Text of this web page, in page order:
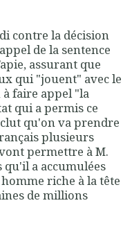
contre la décision
de la sentence
assurant que
qui "jouent" avec le
faire appel "la
qui a permis ce
qu'on va prendre
plusieurs
permettre à M.
qu'il a accumulées
riche à la tête
de millions